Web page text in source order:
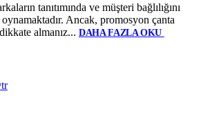
tanıtımında ve müşteri bağlılığını
Ancak, promosyon çanta
almanız... DAHA FAZLA OKU